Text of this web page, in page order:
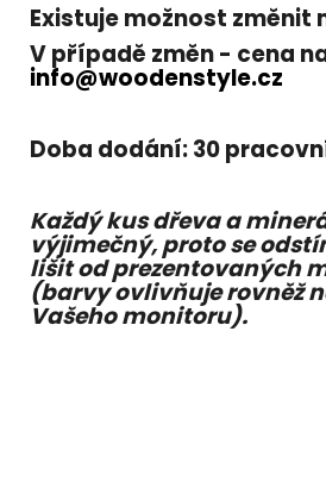
Existuje možnost změnit
V případě změn - cena
info@woodenstyle.cz
Doba dodání:30
Každý kus dřeva a
výjimečný, proto se
lišit od prezentovaných
(barvy ovlivňuje rovněž
Vašeho monitoru).